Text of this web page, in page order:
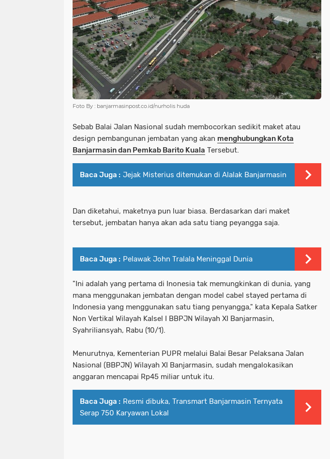
Foto By : banjarmasinpost.co.id/nurholis huda
Sebab Balai Jalan Nasional sudah membocorkan sedikit maket atau
design pembangunan jembatan yang akan menghubungkan Kota
Banjarmasin dan Pemkab Barito Kuala Tersebut.
Baca Juga : Jejak Misterius ditemukan di Alalak Banjarmasin
Dan diketahui, maketnya pun luar biasa. Berdasarkan dari maket
tersebut, jembatan hanya akan ada satu tiang peyangga saja.
Baca Juga : Pelawak John Tralala Meninggal Dunia
"Ini adalah yang pertama di Inonesia tak memungkinkan di dunia, yang
mana menggunakan jembatan dengan model cabel stayed pertama di
Indonesia yang menggunakan satu tiang penyangga," kata Kepala Satker
Non Vertikal Wilayah Kalsel I BBPJN Wilayah XI Banjarmasin,
Syahriliansyah, Rabu (10/1).
Menurutnya, Kementerian PUPR melalui Balai Besar Pelaksana Jalan
Nasional (BBPJN) Wilayah XI Banjarmasin, sudah mengalokasikan
anggaran mencapai Rp45 miliar untuk itu.
Baca Juga : Resmi dibuka, Transmart Banjarmasin Ternyata
Serap 750 Karyawan Lokal